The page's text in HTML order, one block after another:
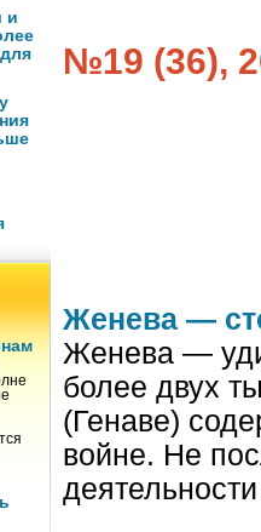
и
№19 (36),
Женева —
Женева —
более двух
(Генаве)
войне. Не